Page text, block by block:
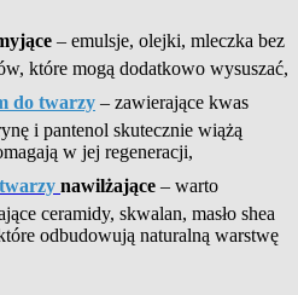
– emulsje, olejki, mleczka bez
które mogą dodatkowo wysuszać,
do twarzy – zawierające kwas
i pantenol skutecznie wiążą
w jej regeneracji,
nawilżające – warto
ceramidy, skwalan, masło shea
odbudowują naturalną warstwę